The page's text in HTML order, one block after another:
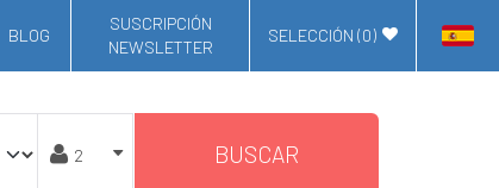
BLOG
SUSCRIPCIÓN
NEWSLETTER
SELECCIÓN (0)
BUSCAR